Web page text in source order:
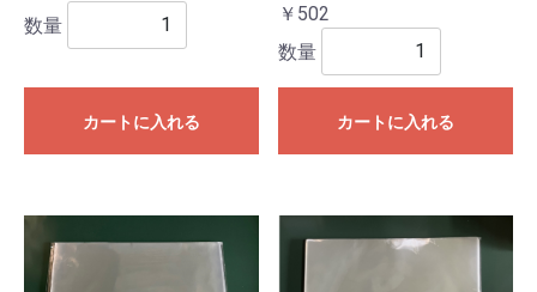
数量
カートに入れる
￥502
数量
カートに入れる